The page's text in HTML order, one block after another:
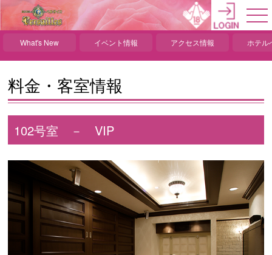
What's New イベント情報 アクセス情報 ホテル
料金・客室情報
102号室 － VIP